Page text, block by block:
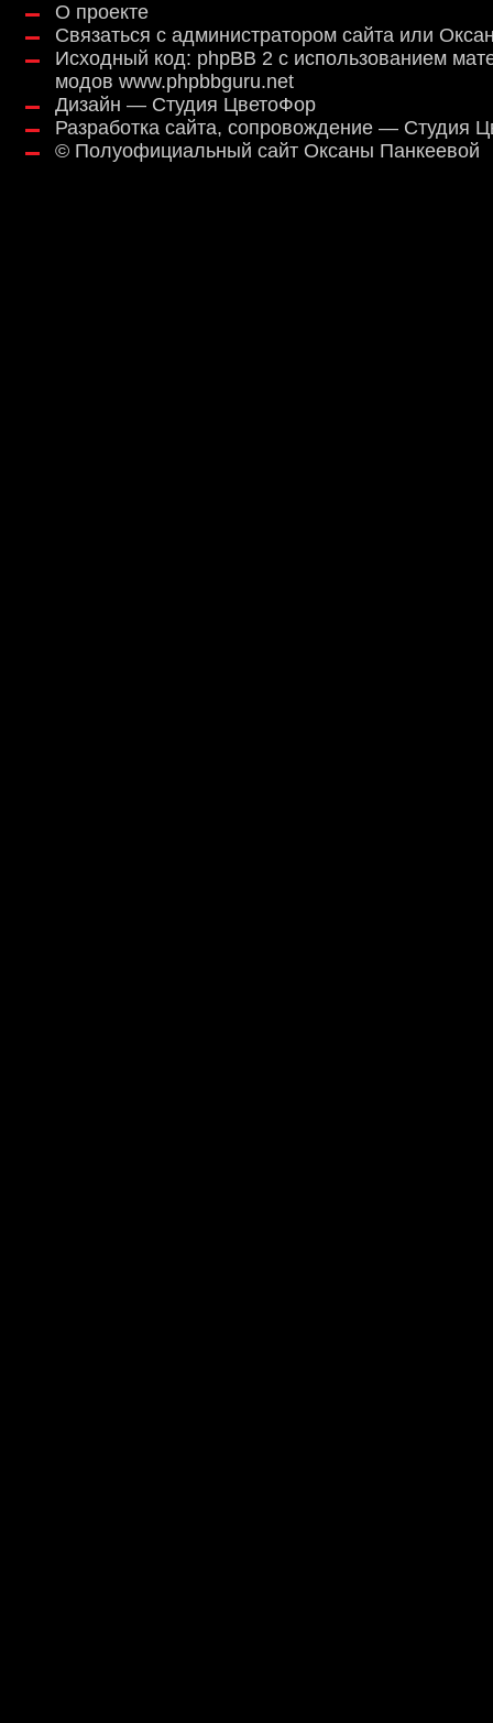
О проекте
Связаться с администратором сайта или
Исходный код: phpBB 2 с использованием
модов www.phpbbguru.net
Дизайн — Студия ЦветоФор
Разработка сайта, сопровождение — Студия
© Полуофициальный сайт Оксаны Панкеевой